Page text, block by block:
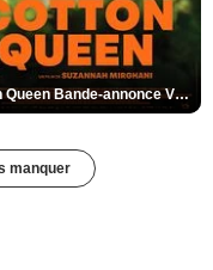
Cotton Queen Bande-annonce VO STFR
manquer